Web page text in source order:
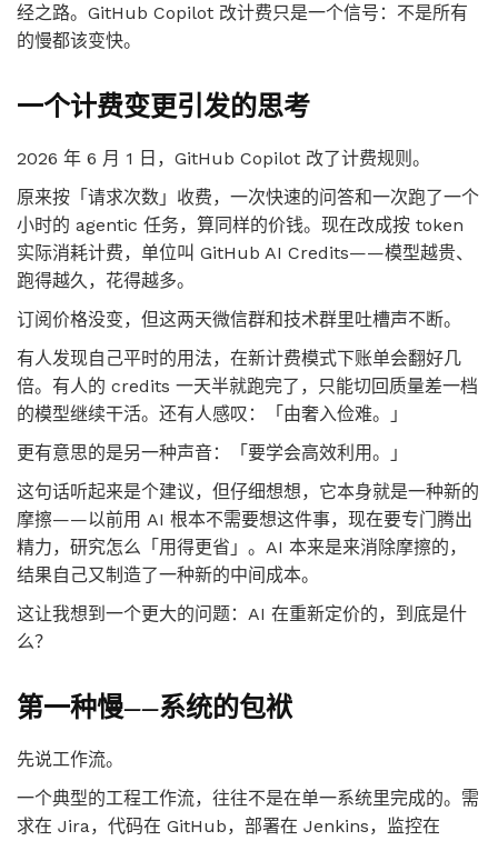
经之路。GitHub Copilot 改计费只是一个信号：不是所有
的慢都该变快。
一个计费变更引发的思考
2026 年 6 月 1 日，GitHub Copilot 改了计费规则。
原来按「请求次数」收费，一次快速的问答和一次跑了一个
小时的 agentic 任务，算同样的价钱。现在改成按 token
实际消耗计费，单位叫 GitHub AI Credits——模型越贵、
跑得越久，花得越多。
订阅价格没变，但这两天微信群和技术群里吐槽声不断。
有人发现自己平时的用法，在新计费模式下账单会翻好几
倍。有人的 credits 一天半就跑完了，只能切回质量差一档
的模型继续干活。还有人感叹：「由奢入俭难。」
更有意思的是另一种声音：「要学会高效利用。」
这句话听起来是个建议，但仔细想想，它本身就是一种新的
摩擦——以前用 AI 根本不需要想这件事，现在要专门腾出
精力，研究怎么「用得更省」。AI 本来是来消除摩擦的，
结果自己又制造了一种新的中间成本。
这让我想到一个更大的问题：AI 在重新定价的，到底是什
么？
第一种慢——系统的包袱
先说工作流。
一个典型的工程工作流，往往不是在单一系统里完成的。需
求在 Jira，代码在 GitHub，部署在 Jenkins，监控在